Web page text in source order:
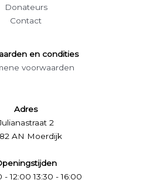
Donateurs
Contact
en condities
voorwaarden
Adres
2
AN Moerdijk
- 12:00 13:30 - 16:00